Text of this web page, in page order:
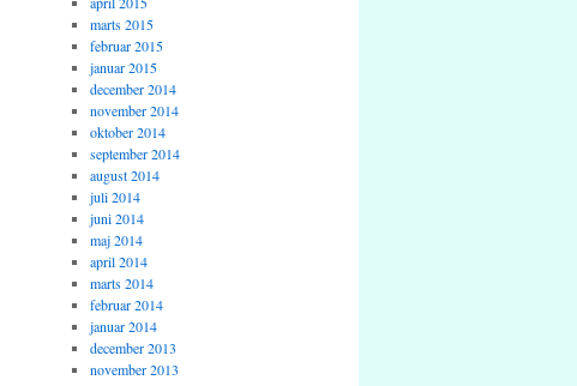
marts 2015
februar 2015
januar 2015
december 2014
november 2014
oktober 2014
september 2014
august 2014
juli 2014
juni 2014
maj 2014
april 2014
marts 2014
februar 2014
januar 2014
december 2013
november 2013